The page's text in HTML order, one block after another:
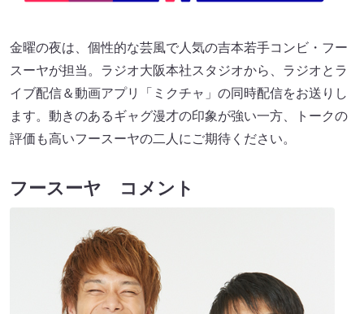
金曜の夜は、個性的な芸風で人気の吉本若手コンビ・フー
スーヤが担当。ラジオ大阪本社スタジオから、ラジオとラ
イブ配信＆動画アプリ「ミクチャ」の同時配信をお送りし
ます。動きのあるギャグ漫才の印象が強い一方、トークの
評価も高いフースーヤの二人にご期待ください。
フースーヤ コメント